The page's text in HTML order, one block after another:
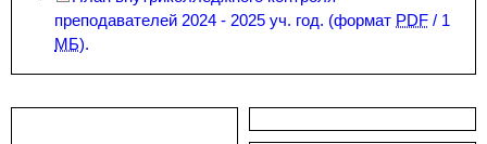
преподавателей 2024 - 2025 уч. год. (формат PDF / 1
МБ).